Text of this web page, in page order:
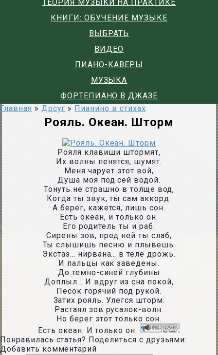
ТЕОРИЯ МУЗЫКИ НА ПРАКТИКЕ
КНИГИ: ОБУЧЕНИЕ МУЗЫКЕ
ВЫБРАТЬ
ВИДЕО
ПИАНО-КАВЕРЫ
МУЗЫКА
ФОРТЕПИАНО В ДЖАЗЕ
Главная » Досуг » Пианино в стихах
Рояль. Океан. Шторм
Рояля клавиши штормят,
Их волны пенятся, шумят.
Меня чарует этот вой,
Душа моя под сей водой.
Тонуть не страшно в толще вод,
Когда ты звук, ты сам аккорд.
А берег, кажется, лишь сон.
Есть океан, и только он.
Его родитель ты и раб.
Сирены зов, пред ней ты слаб,
Ты слышишь песню и плывешь.
Экстаз… нирвана… в теле дрожь.
И пальцы как заведены.
До темно-синей глубины
Доплыл… И вдруг из сна покой,
Песок горячий под рукой.
Затих рояль. Улегся шторм.
Растаял зов русалок-волн.
Но берег этот только сон.
Есть океан. И только он.
Понравилась статья? Поделиться с друзьями:
Добавить комментарий